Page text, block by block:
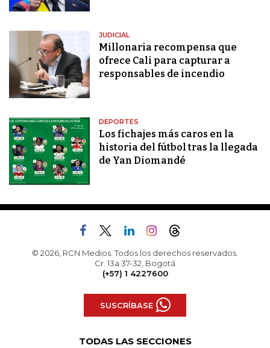
JUDICIAL
Millonaria recompensa que
ofrece Cali para capturar a
responsables de incendio
DEPORTES
Los fichajes más caros en la
historia del fútbol tras la llegada
de Yan Diomandé
© 2026, RCN Medios. Todos los derechos reservados.
Cr. 13a 37-32, Bogotá
(+57) 1 4227600
SUSCRÍBASE
TODAS LAS SECCIONES